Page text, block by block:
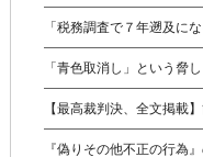
「税務調査で７年遡及に
「青色取消し」という脅し
【最高裁判決、全文掲載
『偽りその他不正の行為